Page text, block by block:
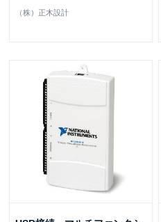
（株）正木設計